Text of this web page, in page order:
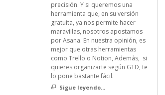
precisión. Y si queremos una
herramienta que, en su versión
gratuita, ya nos permite hacer
maravillas, nosotros apostamos
por Asana. En nuestra opinión, es
mejor que otras herramientas
como Trello o Notion, Además, si
quieres organizarte según GTD, te
lo pone bastante fácil.
Sigue leyendo...